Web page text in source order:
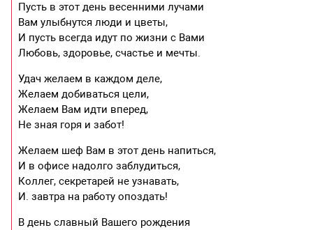
Пусть в этот день весенними лучами
Вам улыбнутся люди и цветы,
И пусть всегда идут по жизни с Вами
Любовь, здоровье, счастье и мечты.
Удач желаем в каждом деле,
Желаем добиваться цели,
Желаем Вам идти вперед,
Не зная горя и забот!
Желаем шеф Вам в этот день напиться,
И в офисе надолго заблудиться,
Коллег, секретарей не узнавать,
И. завтра на работу опоздать!
В день славный Вашего рождения